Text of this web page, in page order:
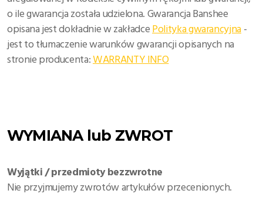
o ile gwarancja została udzielona. Gwarancja Banshee
opisana jest dokładnie w zakładcePolityka gwarancyjna-
jest to tłumaczenie warunków gwarancji opisanych na
stronie producenta:WARRANTY INFO
WYMIANA lub ZWROT
Wyjątki / przedmioty bezzwrotne
Nie przyjmujemy zwrotów artykułów przecenionych.